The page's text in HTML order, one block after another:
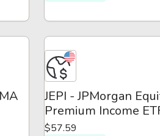
JEPI - JPMorgan
Premium Income
$57.59